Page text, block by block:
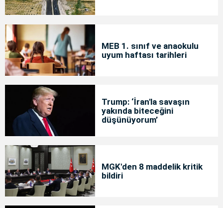
MEB 1. sınıf ve anaokulu
uyum haftası tarihleri
Trump: ‘İran'la savaşın
yakında biteceğini
düşünüyorum’
MGK'den 8 maddelik kritik
bildiri